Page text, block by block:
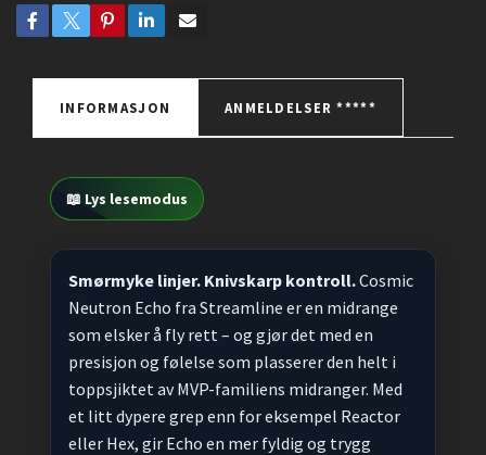
INFORMASJON ANMELDELSER *****
📖 Lys lesemodus
Smørmyke linjer. Knivskarp kontroll.Cosmic
Neutron Echo fra Streamline er en midrange
som elsker å fly rett – og gjør det med en
presisjon og følelse som plasserer den helt i
toppsjiktet av MVP-familiens midranger. Med
et litt dypere grep enn for eksempel Reactor
eller Hex, gir Echo en mer fyldig og trygg